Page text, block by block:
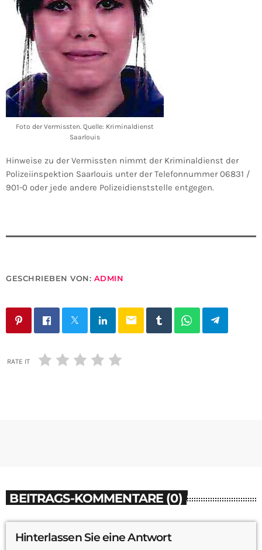
Foto der Vermissten. Quelle: Kriminaldienst
Saarlouis
Hinweise zu der Vermissten nimmt der Kriminaldienst der
Polizeiinspektion Saarlouis unter der Telefonnummer 06831 /
901-0 oder jede andere Polizeidienststelle entgegen.
GESCHRIEBEN VON: ADMIN
email
RATE IT
BEITRAGS-KOMMENTARE (0)
Hinterlassen Sie eine Antwort